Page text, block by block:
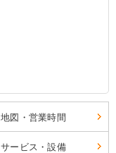
地図・営業時間
サービス・設備